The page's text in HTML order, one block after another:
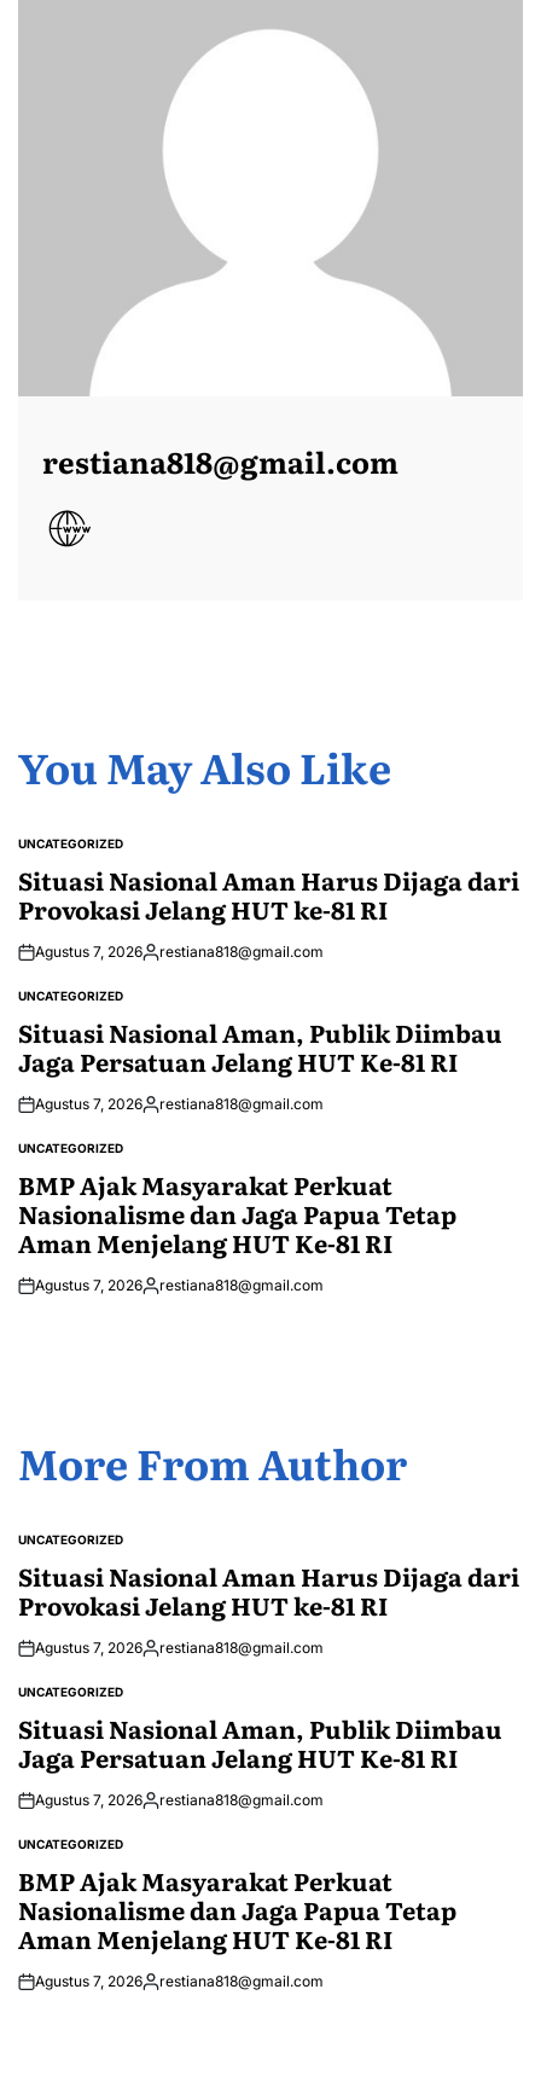
restiana818@gmail.com
You May Also Like
POSTED
IN
UNCATEGORIZED
Situasi Nasional Aman Harus Dijaga dari
Provokasi Jelang HUT ke-81 RI
Agustus 7, 2026Posted
restiana818@gmail.com
POSTED
IN
UNCATEGORIZED
Situasi Nasional Aman, Publik Diimbau
Jaga Persatuan Jelang HUT Ke-81 RI
Agustus 7, 2026Posted
restiana818@gmail.com
POSTED
UNCATEGORIZED
BMP Ajak Masyarakat Perkuat
Nasionalisme dan Jaga Papua Tetap
Aman Menjelang HUT Ke-81 RI
Agustus 7, 2026Posted
restiana818@gmail.com
More From Author
POSTED
IN
UNCATEGORIZED
Situasi Nasional Aman Harus Dijaga dari
Provokasi Jelang HUT ke-81 RI
Agustus 7, 2026Posted
restiana818@gmail.com
POSTED
IN
UNCATEGORIZED
Situasi Nasional Aman, Publik Diimbau
Jaga Persatuan Jelang HUT Ke-81 RI
Agustus 7, 2026Posted
restiana818@gmail.com
POSTED
UNCATEGORIZED
BMP Ajak Masyarakat Perkuat
Nasionalisme dan Jaga Papua Tetap
Aman Menjelang HUT Ke-81 RI
Agustus 7, 2026Posted
restiana818@gmail.com